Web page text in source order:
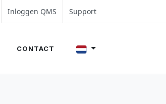
Inloggen QMS Support
CONTACT